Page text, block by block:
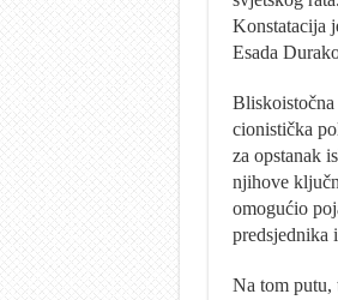
Konstatacija
Esada
cionistička
za opstanak
njihove
omogućio
predsjednika
Na tom putu,